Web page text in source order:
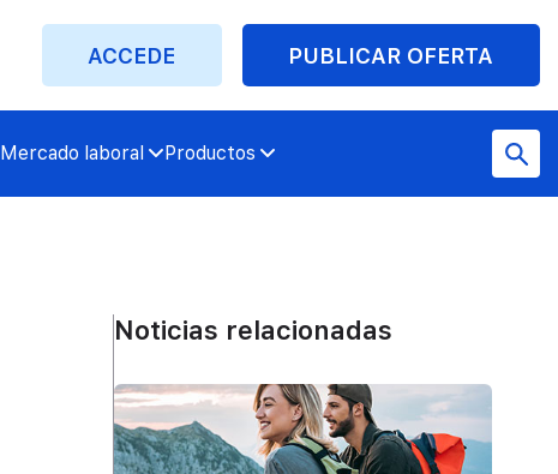
ACCEDE PUBLICAR OFERTA
Mercado laboral Productos
Noticias relacionadas